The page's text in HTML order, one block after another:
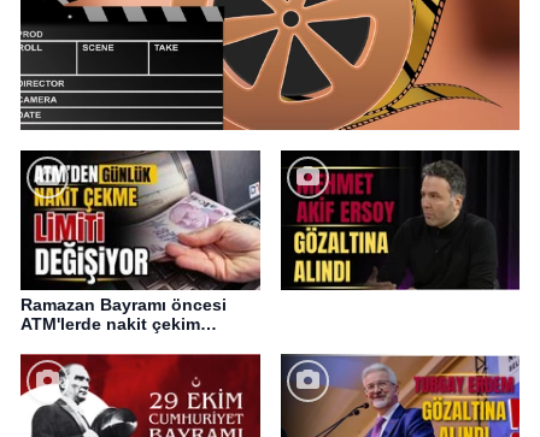
Ramazan Bayramı öncesi
ATM'lerde nakit çekim